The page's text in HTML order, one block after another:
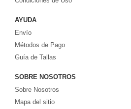
AYUDA
Envío
Métodos de Pago
Guía de Tallas
SOBRE NOSOTROS
Sobre Nosotros
Mapa del sitio